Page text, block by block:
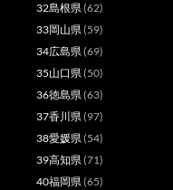
32島根県(62)
33岡山県(59)
34広島県(69)
35山口県(50)
36徳島県(63)
37香川県(97)
38愛媛県(54)
39高知県(71)
40福岡県(65)